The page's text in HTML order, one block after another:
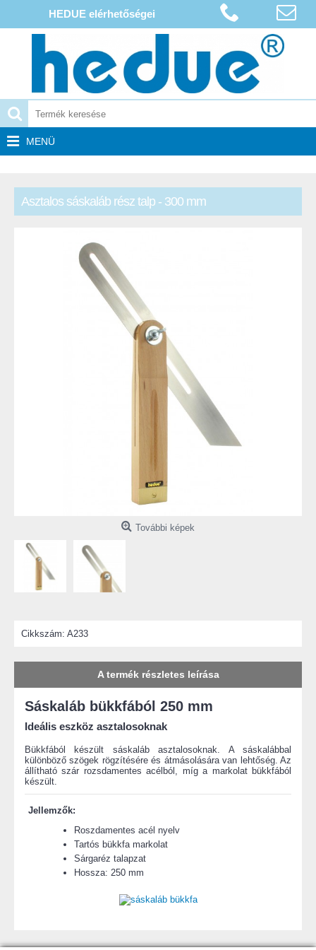
HEDUE elérhetőségei
MENÜ
Asztalos sáskaláb rész talp - 300 mm
További képek
Cikkszám: A233
A termék részletes leírása
Sáskaláb bükkfából 250 mm
Ideális eszköz asztalosoknak
Bükkfából készült sáskaláb asztalosoknak. A sáskalábbal
különböző szögek rögzítésére és átmásolására van lehtőség. Az
állítható szár rozsdamentes acélból, míg a markolat bükkfából
készült.
Jellemzők:
Roszdamentes acél nyelv
Tartós bükkfa markolat
Sárgaréz talapzat
Hossza: 250 mm